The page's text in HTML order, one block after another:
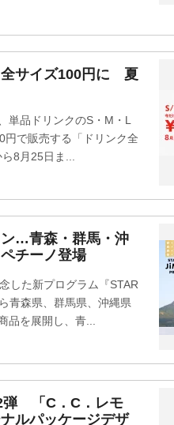
全サイズ100円に 夏
単品ドリンクのS・M・L
で販売する「ドリンク全
8月25日ま...
ン…青森・群馬・沖
チーノ登場
した新プログラム『STAR
青森県、群馬県、沖縄県
品を展開し、青...
弾 「C．C．レモ
ルパッケージデザ